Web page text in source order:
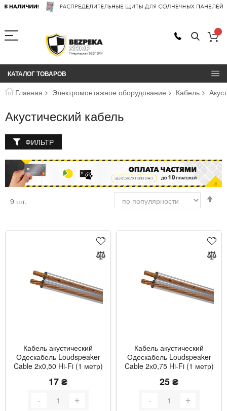
КАТАЛОГ ТОВАРОВ
Главная Электромонтажное оборудование Кабель
Акустический кабель
9 шт.
Кабель акустический
Одескабель Loudspeaker
Cable 2х0,50 Hi-Fi (1 метр)
17 ₴
Кабель акустический
Одескабель Loudspeaker
Cable 2х0,75 Hi-Fi (1 метр)
25 ₴
ФИЛЬТР